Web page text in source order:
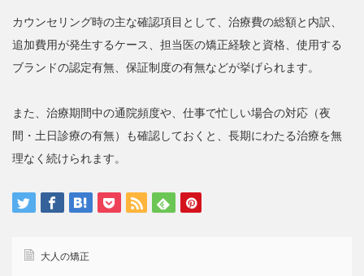
カウンセリング時の主な確認項目として、治療費の総額と内訳、
追加費用が発生するケース、担当医の矯正経験と資格、使用する
ブランドの認定有無、保証制度の有無などが挙げられます。
また、治療期間中の通院頻度や、仕事で忙しい場合の対応（夜
間・土日診療の有無）も確認しておくと、長期にわたる治療を無
理なく続けられます。
大人の矯正